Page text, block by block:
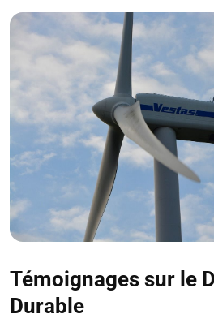
Témoignages sur le
Durable